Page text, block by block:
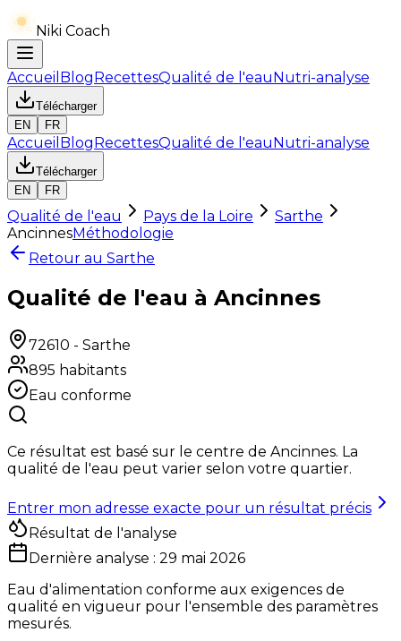
Niki Coach
Accueil BlogRecettesQualité de l'eauNutri-analyse
Télécharger
EN
FR
Accueil BlogRecettesQualité de l'eauNutri-analyse
Télécharger
EN
FR
Qualité de l'eau Pays de la Loire
Sarthe
AncinnesMéthodologie
Retour au Sarthe
Qualité de l'eau à Ancinnes
72610 - Sarthe
895 habitants
Eau conforme
Ce résultat est basé sur le centre de Ancinnes. La
qualité de l'eau peut varier selon votre quartier.
Entrer mon adresse exacte pour un résultat précis
Résultat de l'analyse
Dernière analyse : 29 mai 2026
Eau d'alimentation conforme aux exigences de
qualité en vigueur pour l'ensemble des paramètres
mesurés.